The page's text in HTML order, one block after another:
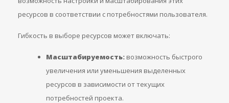
ресурсов в соответствии с потребностями пользователя.
Гибкость в выборе ресурсов может включать:
Масштабируемость: возможность быстрого
увеличения или уменьшения выделенных
ресурсов в зависимости от текущих
потребностей проекта.